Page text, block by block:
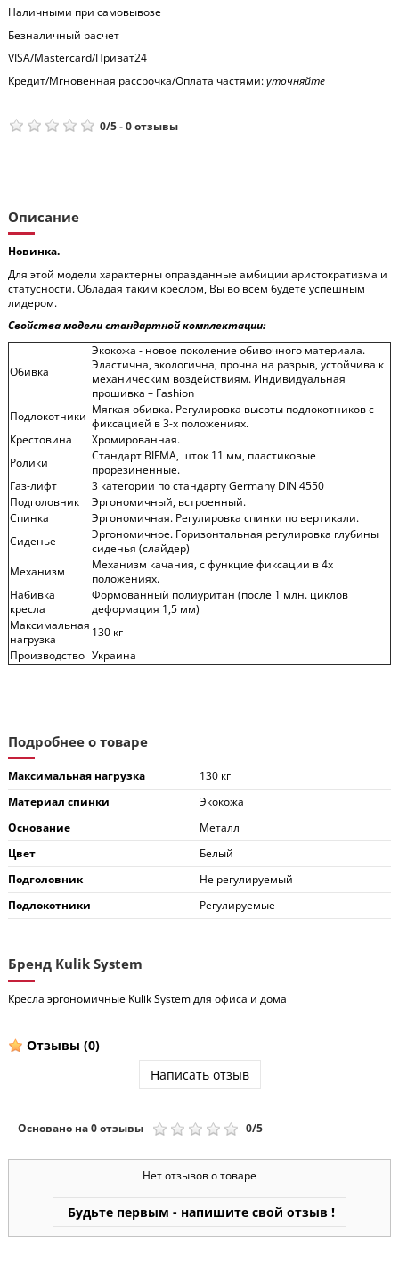
Наличными при самовывозе
Безналичный расчет
VISA/Mastercard/Приват24
Кредит/Мгновенная рассрочка/Оплата частями:уточняйте
0/5-0отзывы
Описание
Новинка.
Для этой модели характерны оправданные амбиции аристократизма и
статусности. Обладая таким креслом, Вы во всём будете успешным
лидером.
Свойства модели стандартной комплектации:
Обивка
Экокожа - новое поколение обивочного материала.
Эластична, экологична, прочна на разрыв, устойчива к
механическим воздействиям. Индивидуальная
прошивка – Fashion
Подлокотники Мягкая обивка. Регулировка высоты подлокотников c
фиксацией в 3-х положениях.
Крестовина
Хромированная.
Ролики
Стандарт BIFMA, шток 11 мм, пластиковые
прорезиненные.
Газ-лифт
3 категории по стандарту Germany DIN 4550
Подголовник
Эргономичный, встроенный.
Спинка
Эргономичная. Регулировка спинки по вертикали.
Сиденье
Эргономичное. Горизонтальная регулировка глубины
сиденья (слайдер)
Механизм
Механизм качания, с функцие фиксации в 4х
положениях.
Набивка
кресла
Формованный полиуритан (после 1 млн. циклов
деформация 1,5 мм)
Максимальная
нагрузка
130 кг
Производство Украина
Подробнее о товаре
Максимальная нагрузка
130 кг
Материал спинки
Экокожа
Основание
Металл
Цвет
Белый
Подголовник
Не регулируемый
Подлокотники
Регулируемые
Бренд Kulik System
Кресла эргономичные Kulik System для офиса и дома
Отзывы (0)
Написать отзыв
Основано на0отзывы- 0/5
Нет отзывов о товаре
Будьте первым - напишите свой отзыв !